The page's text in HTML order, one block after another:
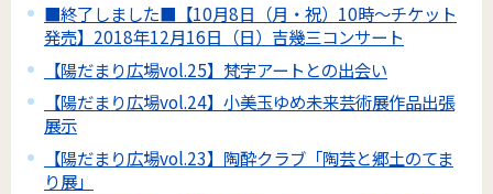
■終了しました■【10月8日（月・祝）10時～チケット
発売】2018年12月16日（日）吉幾三コンサート
【陽だまり広場vol.25】梵字アートとの出会い
【陽だまり広場vol.24】小美玉ゆめ未来芸術展作品出張
展示
【陽だまり広場vol.23】陶酔クラブ「陶芸と郷土のてま
り展」